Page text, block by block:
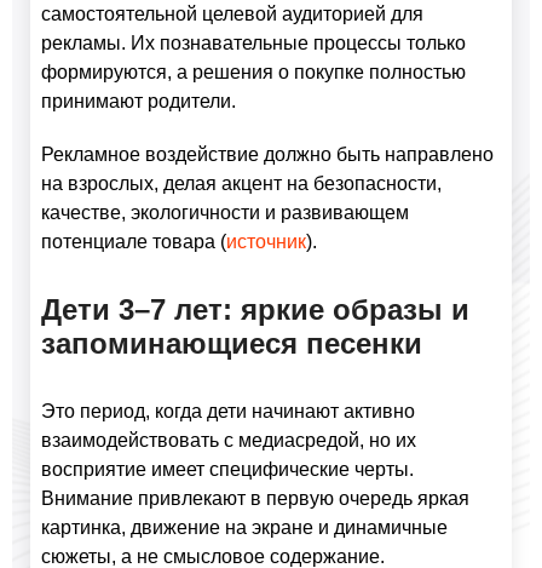
самостоятельной целевой аудиторией для
рекламы. Их познавательные процессы только
формируются, а решения о покупке полностью
принимают родители.
Рекламное воздействие должно быть направлено
на взрослых, делая акцент на безопасности,
качестве, экологичности и развивающем
потенциале товара (источник).
Дети 3–7 лет: яркие образы и
запоминающиеся песенки
Это период, когда дети начинают активно
взаимодействовать с медиасредой, но их
восприятие имеет специфические черты.
Внимание привлекают в первую очередь яркая
картинка, движение на экране и динамичные
сюжеты, а не смысловое содержание.